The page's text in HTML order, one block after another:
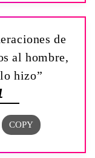
de
al hombre,
hizo”